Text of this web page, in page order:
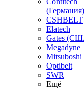
(Германия)
CSHBELT
Elatech
Gates
Megadyne
Mitsuboshi
Optibelt
SWR
Ещё